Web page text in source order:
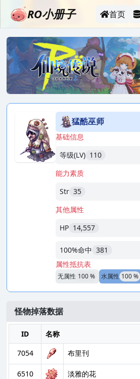
RO小册子 首页
猛酷巫师
基础信息
等级(LV) 110
能力素质
Str 35
其他属性
HP 14,557
100%命中 381
属性抵抗表
无属性 100 % 水属性 100 %
怪物掉落数据
ID 名称
7054
布里刊
6510 淡雅的花